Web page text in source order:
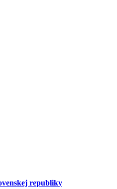
republiky